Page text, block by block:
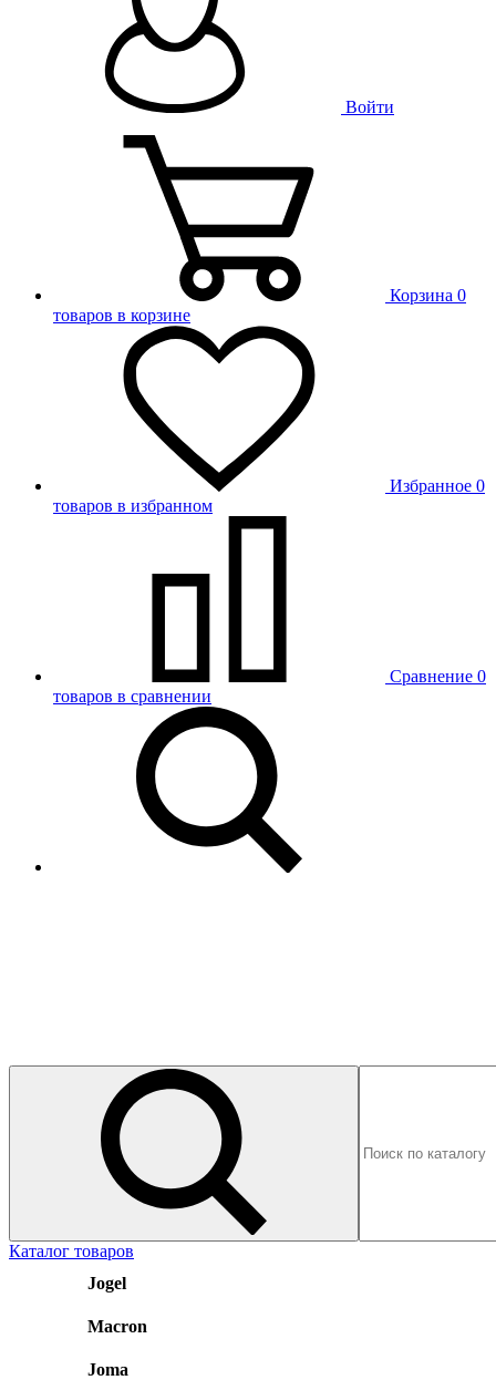
Войти
Корзина 0
товаров в корзине
Избранное 0
товаров в избранном
Сравнение 0
товаров в сравнении
Каталог товаров
Jogel
Macron
Joma